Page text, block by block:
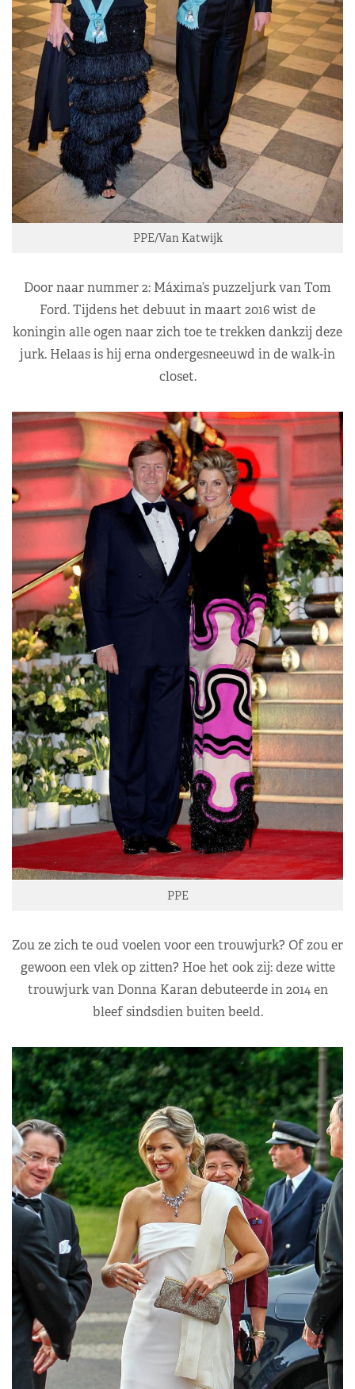
PPE/Van Katwijk
Door naar nummer 2: Máxima’s puzzeljurk van Tom
Ford. Tijdens het debuut in maart 2016 wist de
koningin alle ogen naar zich toe te trekken dankzij deze
jurk. Helaas is hij erna ondergesneeuwd in de walk-in
closet.
PPE
Zou ze zich te oud voelen voor een trouwjurk? Of zou er
gewoon een vlek op zitten? Hoe het ook zij: deze witte
trouwjurk van Donna Karan debuteerde in 2014 en
bleef sindsdien buiten beeld.